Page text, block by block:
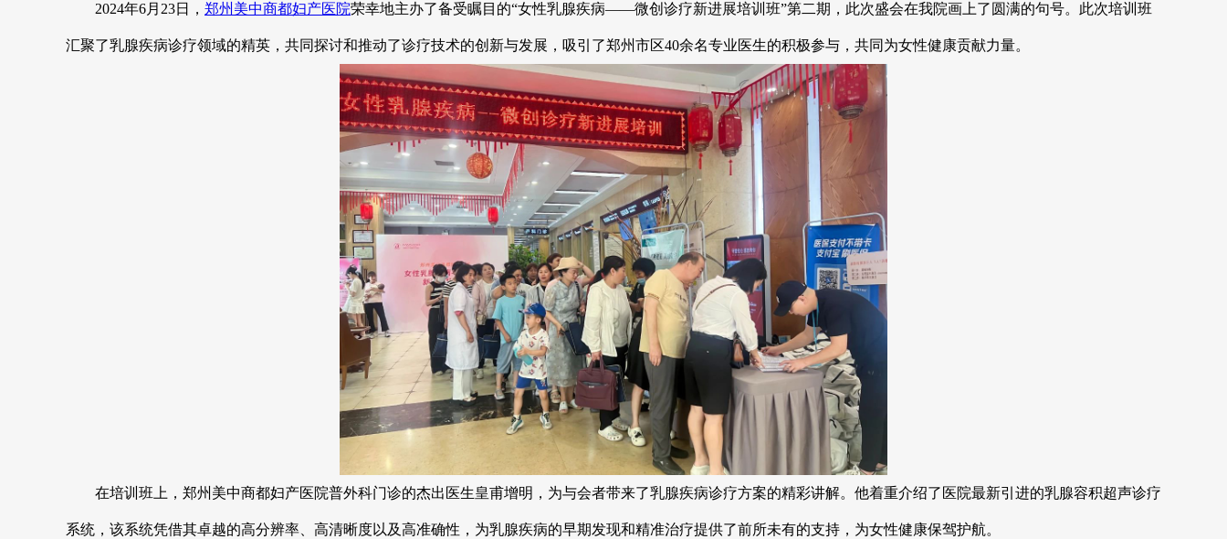
2024年6月23日， 郑州美中商都妇产医院荣幸地主办了备受瞩目的“女性乳腺疾病——微创诊疗新进展培训班”第二期，此次盛会在我院画上了圆满的句号。此次培训班
汇聚了乳腺疾病诊疗领域的精英，共同探讨和推动了诊疗技术的创新与发展，吸引了郑州市区40余名专业医生的积极参与，共同为女性健康贡献力量。
在培训班上，郑州美中商都妇产医院普外科门诊的杰出医生皇甫增明，为与会者带来了乳腺疾病诊疗方案的精彩讲解。他着重介绍了医院最新引进的乳腺容积超声诊疗
系统，该系统凭借其卓越的高分辨率、高清晰度以及高准确性，为乳腺疾病的早期发现和精准治疗提供了前所未有的支持，为女性健康保驾护航。